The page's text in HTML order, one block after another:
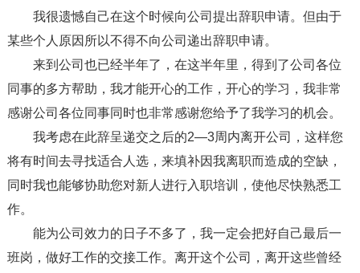
我很遗憾自己在这个时候向公司提出辞职申请。但由于
某些个人原因所以不得不向公司递出辞职申请。
来到公司也已经半年了，在这半年里，得到了公司各位
同事的多方帮助，我才能开心的工作，开心的学习，我非常
感谢公司各位同事同时也非常感谢您给予了我学习的机会。
我考虑在此辞呈递交之后的2—3周内离开公司，这样您
将有时间去寻找适合人选，来填补因我离职而造成的空缺，
同时我也能够协助您对新人进行入职培训，使他尽快熟悉工
作。
能为公司效力的日子不多了，我一定会把好自己最后一
班岗，做好工作的交接工作。离开这个公司，离开这些曾经